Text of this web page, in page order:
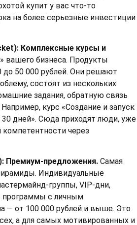
купит у вас что-то
на более серьезные инвестиции
Комплексные курсы и
вашего бизнеса. Продукты
50 000 рублей. Они решают
состоят из нескольких
задания, обратную связь
курс «Создание и запуск
30 дней». Сюда приходят люди, уже
через
Премиум-предложения. Самая
Индивидуальные
группы, VIP-дни,
программы с личным
— от 100 000 рублей и выше. Это
а для самых мотивированных и